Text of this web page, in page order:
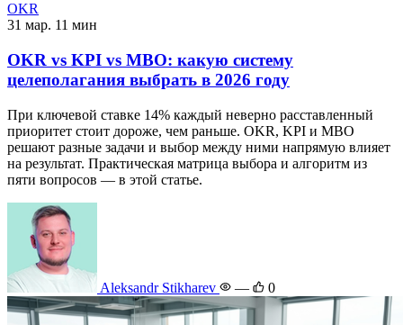
OKR
31 мар. 11 мин
OKR vs KPI vs MBO: какую систему
целеполагания выбрать в 2026 году
При ключевой ставке 14% каждый неверно расставленный
приоритет стоит дороже, чем раньше. OKR, KPI и MBO
решают разные задачи и выбор между ними напрямую влияет
на результат. Практическая матрица выбора и алгоритм из
пяти вопросов — в этой статье.
Aleksandr Stikharev — 0